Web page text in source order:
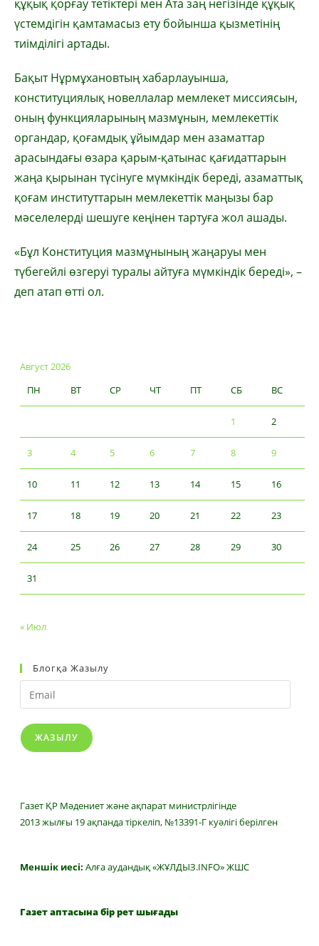
құқық қорғау тетіктері мен Ата заң негізінде құқық
үстемдігін қамтамасыз ету бойынша қызметінің
тиімділігі артады.
Бақыт Нұрмұхановтың хабарлауынша,
конституциялық новеллалар мемлекет миссиясын,
оның функцияларының мазмұнын, мемлекеттік
органдар, қоғамдық ұйымдар мен азаматтар
арасындағы өзара қарым-қатынас қағидаттарын
жаңа қырынан түсінуге мүмкіндік береді, азаматтық
қоғам институттарын мемлекеттік маңызы бар
мәселелерді шешуге кеңінен тартуға жол ашады.
«Бұл Конституция мазмұнының жаңаруы мен
түбегейлі өзгеруі туралы айтуға мүмкіндік береді», –
деп атап өтті ол.
Август 2026
ПН
ВТ СР ЧТ ПТ СБ ВС
1 2
3 4 5 6 7 8 9
10 11 12 13 14 15 16
17 18 19 20 21 22 23
24 25 26 27 28 29 30
31
« Июл
Блогқа Жазылу
Email
ЖАЗЫЛУ
Газет ҚР Мәдениет және ақпарат министрлігінде
2013 жылғы 19 ақпанда тіркеліп, №13391-Г куәлігі берілген
Меншік иесі: Алға аудандық «ЖҰЛДЫЗ.INFO» ЖШС
Газет аптасына бір рет шығады